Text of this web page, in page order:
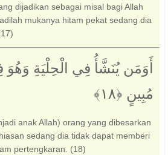
dijadikan sebagai misal bagi Allah
mukanya hitam pekat sedang dia
أَوَمَن يُنَشَّأُ فِي الْحِلْيَةِ
مُبِينٍ ‎﴿١٨﴾‏
anak Allah) orang yang dibesarkan
sedang dia tidak dapat memberi
pertengkaran. (18)